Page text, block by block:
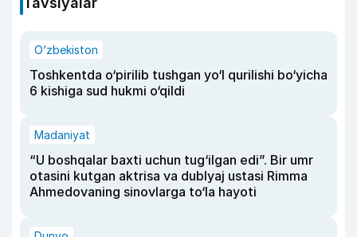
O‘zbekiston
Toshkentda o‘pirilib tushgan yo‘l qurilishi bo‘yicha
6 kishiga sud hukmi o‘qildi
Madaniyat
“U boshqalar baxti uchun tug‘ilgan edi”. Bir umr
otasini kutgan aktrisa va dublyaj ustasi Rimma
Ahmedovaning sinovlarga to‘la hayoti